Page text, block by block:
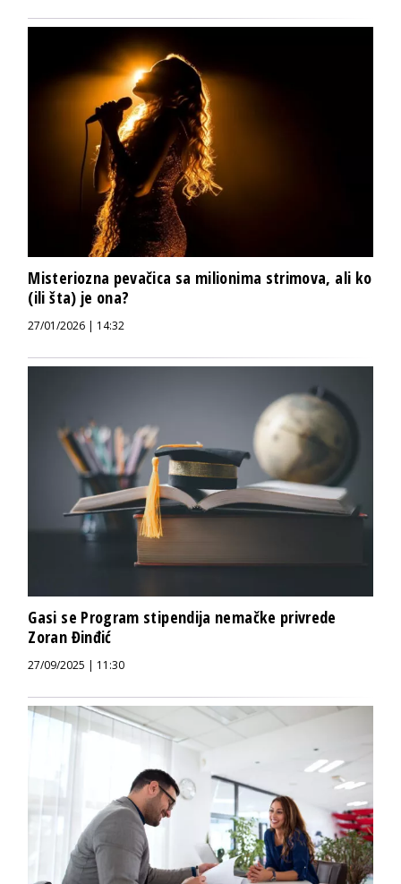
Misteriozna pevačica sa milionima strimova, ali ko
(ili šta) je ona?
27/01/2026 | 14:32
Gasi se Program stipendija nemačke privrede
Zoran Đinđić
27/09/2025 | 11:30